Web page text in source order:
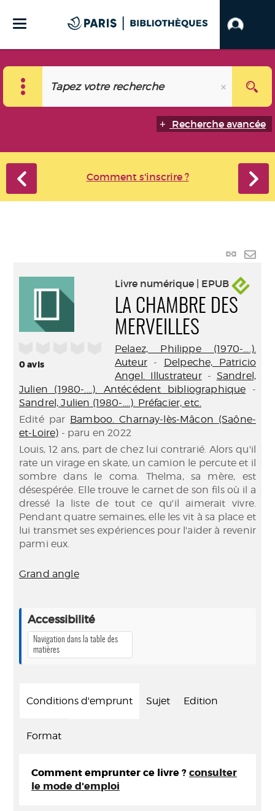
Recherche avancée
Comment s'inscrire ?
Lien
0avis
Livre numérique | EPUB
LA CHAMBRE DES
MERVEILLES
Pelaez, Philippe (1970-....).
Auteur- Delpeche, Patricio
Angel. Illustrateur- Sandrel,
Julien (1980-....). Antécédent bibliographique -
Sandrel, Julien (1980-....). Préfacier, etc.
Edité par Bamboo. Charnay-lès-Mâcon (Saône-
et-Loire) - paru en 2022
Louis, 12 ans, part de chez lui contrarié. Alors qu'il
rate un virage en skate, un camion le percute et il
sombre dans le coma. Thelma, sa mère, est
désespérée. Elle trouve le carnet de son fils où il a
dressé la liste de tout ce qu'il aimerait vivre.
Pendant quatre semaines, elle les vit à sa place et
lui transmet ses expériences pour l'aider à revenir
parmi eux.
Grand angle
Accessibilité
Navigation dans la table des
matières
Conditions d'emprunt Sujet Edition
Format
Comment emprunter ce livre ? consulter
le mode d'emploi